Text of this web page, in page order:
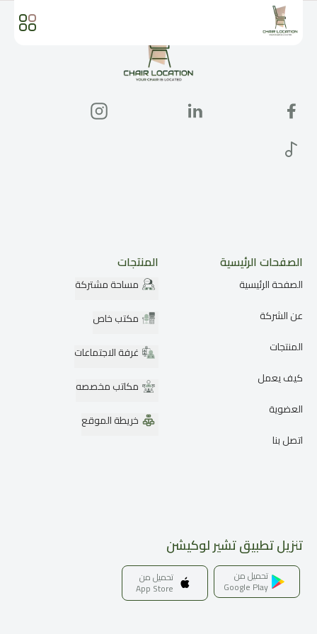
الصفحات الرئيسية
الصفحة الرئيسية
عن الشركة
المنتجات
كيف يعمل
العضوية
اتصل بنا
المنتجات
مساحة مشتركة
مكتب خاص
غرفة الاجتماعات
مكاتب مخصصه
خريطة الموقع
تنزيل تطبيق تشير لوكيشن
تحميل من
Google Play
تحميل من
App Store